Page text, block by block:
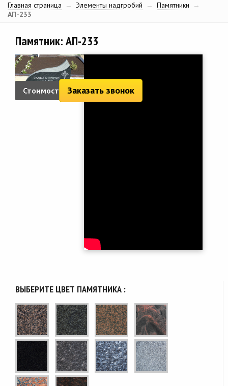
Главная страница → Элементы надгробий → Памятники
→
АП-233
Памятник: АП-233
Стоимость: 1 435 руб.
Заказать звонок
ВЫБЕРИТЕ ЦВЕТ ПАМЯТНИКА :